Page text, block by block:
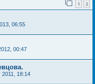
1 2
06:55
00:47
2011, 18:14